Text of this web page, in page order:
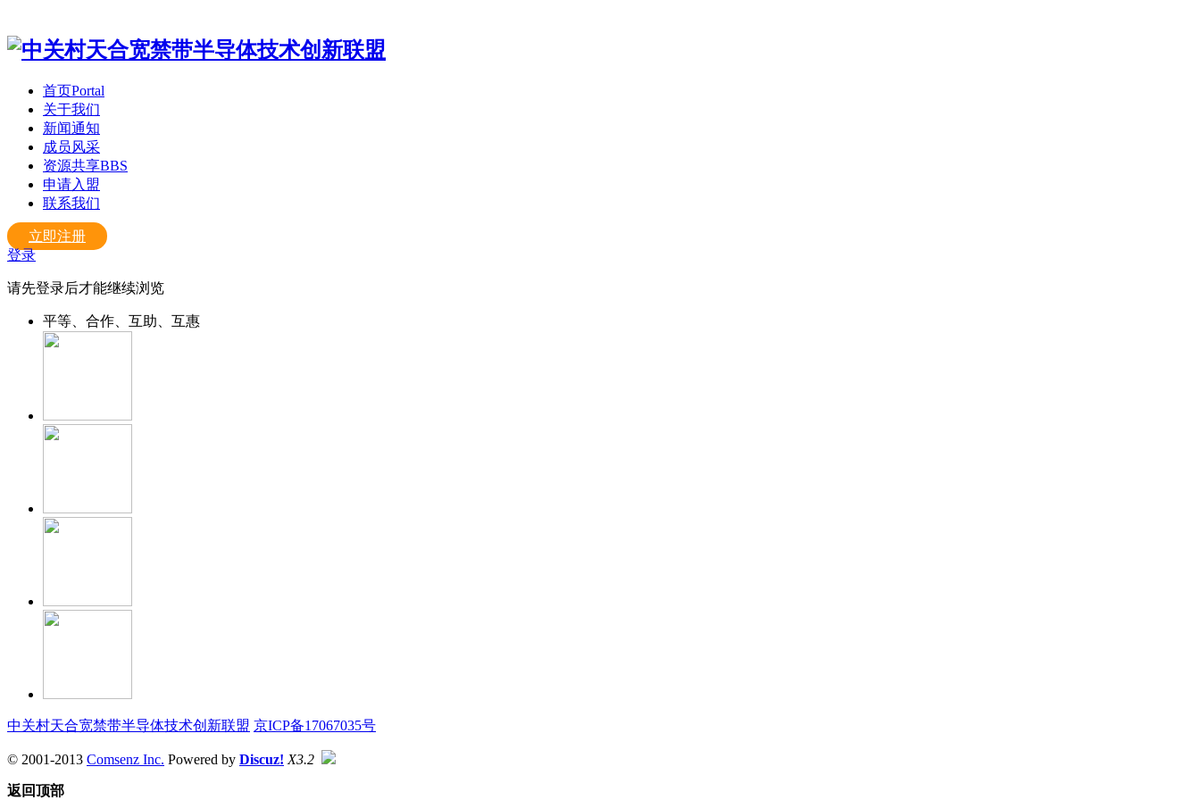
首页Portal
关于我们
新闻通知
成员风采
资源共享BBS
申请入盟
联系我们
立即注册
登录
请先登录后才能继续浏览
平等、合作、互助、互惠
中关村天合宽禁带半导体技术创新联盟 京ICP备17067035号
© 2001-2013 Comsenz Inc. Powered by Discuz! X3.2
返回顶部